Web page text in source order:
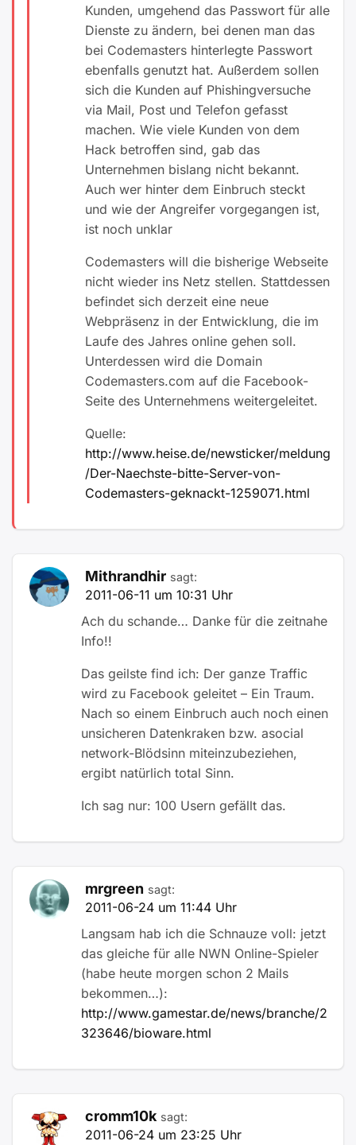
Kunden, umgehend das Passwort für alle
Dienste zu ändern, bei denen man das
bei Codemasters hinterlegte Passwort
ebenfalls genutzt hat. Außerdem sollen
sich die Kunden auf Phishingversuche
via Mail, Post und Telefon gefasst
machen. Wie viele Kunden von dem
Hack betroffen sind, gab das
Unternehmen bislang nicht bekannt.
Auch wer hinter dem Einbruch steckt
und wie der Angreifer vorgegangen ist,
ist noch unklar
Codemasters will die bisherige Webseite
nicht wieder ins Netz stellen. Stattdessen
befindet sich derzeit eine neue
Webpräsenz in der Entwicklung, die im
Laufe des Jahres online gehen soll.
Unterdessen wird die Domain
Codemasters.com auf die Facebook-
Seite des Unternehmens weitergeleitet.
Quelle:
http://www.heise.de/newsticker/meldung
/Der-Naechste-bitte-Server-von-
Codemasters-geknackt-1259071.html
Mithrandhir sagt:
2011-06-11 um 10:31 Uhr
Ach du schande… Danke für die zeitnahe
Info!!
Das geilste find ich: Der ganze Traffic
wird zu Facebook geleitet – Ein Traum.
Nach so einem Einbruch auch noch einen
unsicheren Datenkraken bzw. asocial
network-Blödsinn miteinzubeziehen,
ergibt natürlich total Sinn.
Ich sag nur: 100 Usern gefällt das.
mrgreen sagt:
2011-06-24 um 11:44 Uhr
Langsam hab ich die Schnauze voll: jetzt
das gleiche für alle NWN Online-Spieler
(habe heute morgen schon 2 Mails
bekommen…):
http://www.gamestar.de/news/branche/2
323646/bioware.html
cromm10k sagt:
2011-06-24 um 23:25 Uhr